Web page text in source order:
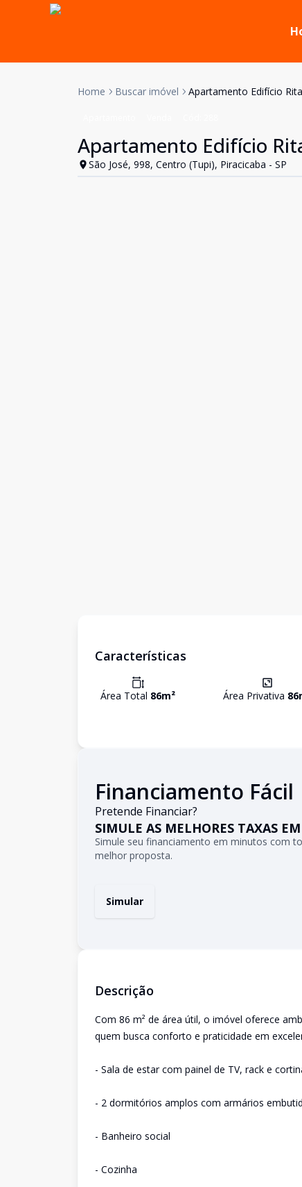
Home Buscar imóvel Apartamento Edifício
Apartamento Edifício
São José, 998, Centro (Tupi), Piracicaba - SP
Características
Área Total 86m² Área Privativa 86
Financiamento Fácil
Pretende Financiar?
SIMULE AS MELHORES TAXAS
Simule seu financiamento em minutos com
melhor proposta.
Simular
Descrição
Com 86 m² de área útil, o imóvel oferece
quem busca conforto e praticidade em
- Sala de estar com painel de TV, rack e
- 2 dormitórios amplos com armários
- Banheiro social
- Cozinha